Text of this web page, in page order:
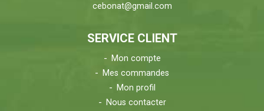
cebonat@gmail.com
SERVICE CLIENT
Mon compte
Mes commandes
Mon profil
Nous contacter